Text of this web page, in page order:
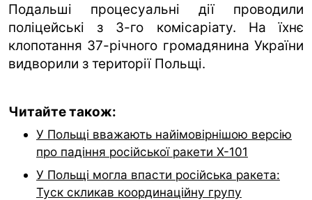
Подальші процесуальні дії проводили
поліцейські з 3-го комісаріату. На їхнє
клопотання 37-річного громадянина України
видворили з території Польщі.
Читайте також:
У Польщі вважають найімовірнішою версію
про падіння російської ракети Х-101
У Польщі могла впасти російська ракета:
Туск скликав координаційну групу